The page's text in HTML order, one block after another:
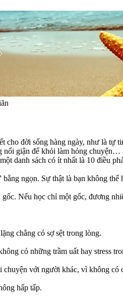
cho đời sống hàng ngày, như là
giận để khỏi làm hỏng
danh sách có ít nhất là 10 điều
ngọn. Sự thật là bạn không
Nếu học chỉ một gốc, đương
chẳng có sợ sệt trong lòng.
có những trầm uất hay stress
với người khác, vì không có
hấp tấp.